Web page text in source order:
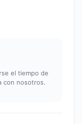
el tiempo de
con nosotros.